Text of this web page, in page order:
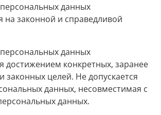
данных
на законной и справедливой
данных
достижением конкретных, заранее
законных целей. Не допускается
данных, несовместимая с
данных.